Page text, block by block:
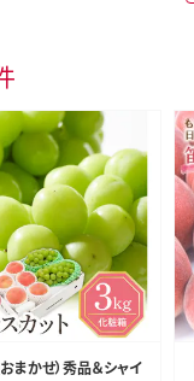
まかせ）秀品＆シャイ